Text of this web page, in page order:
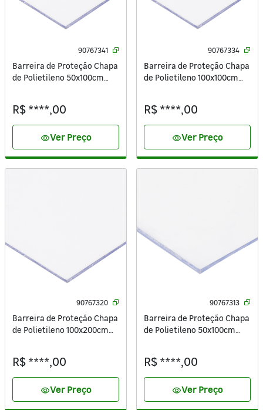
90767341
Barreira de Proteção Chapa
de Polietileno 50x100cm
R$ ****,00
visibilityVer Preço
90767334
Barreira de Proteção Chapa
de Polietileno 100x100cm
R$ ****,00
visibilityVer Preço
90767320
Barreira de Proteção Chapa
de Polietileno 100x200cm
R$ ****,00
visibilityVer Preço
90767313
Barreira de Proteção Chapa
de Polietileno 50x100cm
R$ ****,00
visibilityVer Preço